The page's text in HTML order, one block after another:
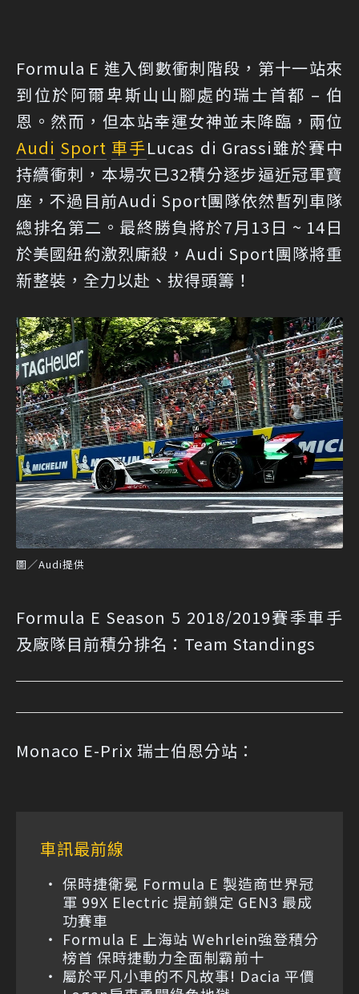
Formula E 進入倒數衝刺階段，第十一站來
到位於阿爾卑斯山山腳處的瑞士首都 – 伯
恩。然而，但本站幸運女神並未降臨，兩位
Audi Sport 車手Lucas di Grassi雖於賽中
持續衝刺，本場次已32積分逐步逼近冠軍寶
座，不過目前Audi Sport團隊依然暫列車隊
總排名第二。最終勝負將於7月13日 ~ 14日
於美國紐約激烈廝殺，Audi Sport團隊將重
新整裝，全力以赴、拔得頭籌！
圖／Audi提供
Formula E Season 5 2018/2019賽季車手
及廠隊目前積分排名： Team Standings
Monaco E-Prix 瑞士伯恩分站：
車訊最前線
保時捷衛冕 Formula E 製造商世界冠
軍 99X Electric 提前鎖定 GEN3 最成
功賽車
Formula E 上海站 Wehrlein強登積分
榜首 保時捷動力全面制霸前十
屬於平凡小車的不凡故事! Dacia 平價